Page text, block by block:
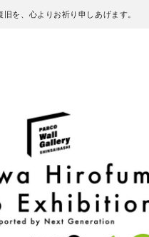
を、心よりお祈り申しあげます。